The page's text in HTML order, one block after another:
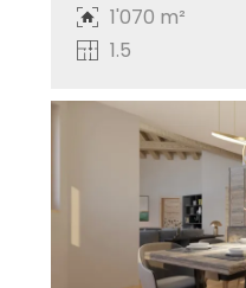
1'070 m²
1.5